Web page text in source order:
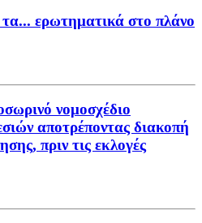
τα... ερωτηματικά στο πλάνο
νομοσχέδιο
αποτρέποντας διακοπή
πριν τις εκλογές